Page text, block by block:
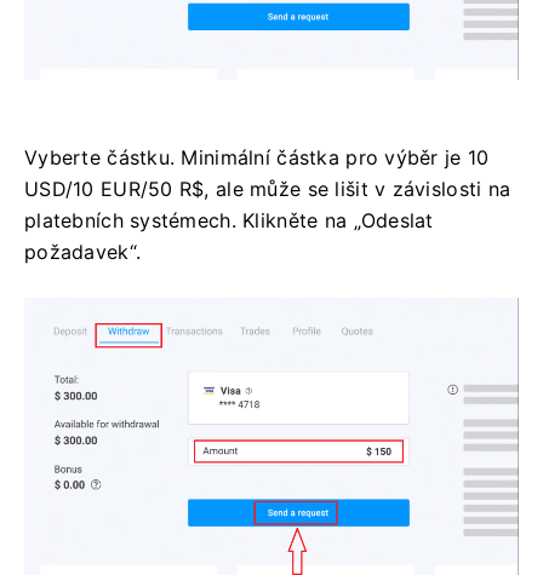
Vyberte částku. Minimální částka pro výběr je 10
USD/10 EUR/50 R$, ale může se lišit v závislosti na
platebních systémech. Klikněte na „Odeslat
požadavek“.